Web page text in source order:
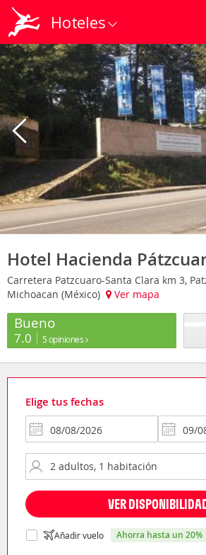
Hoteles
Hotel Hacienda
Carretera Patzcuaro-Santa Clara km 3,
Michoacan (México)
Ver mapa
Bueno
7.0 5 opiniones
Elige tus fechas
VER
Añadir vuelo ahorra hasta un 20%